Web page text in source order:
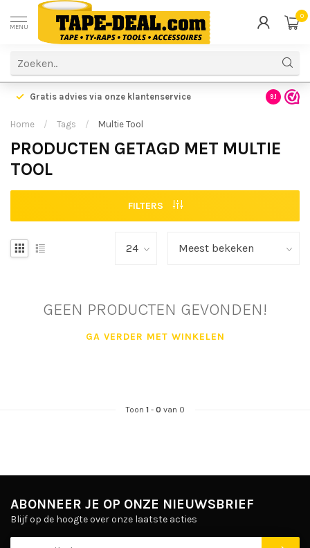
MENU
0
Gratis advies via onze klantenservice 9.1
Home / Tags / Multie Tool
PRODUCTEN GETAGD MET MULTIE
TOOL
FILTERS
GEEN PRODUCTEN GEVONDEN!
GA VERDER MET WINKELEN
Toon 1- 0 van 0
ABONNEER JE OP ONZE NIEUWSBRIEF
Blijf op de hoogte over onze laatste acties